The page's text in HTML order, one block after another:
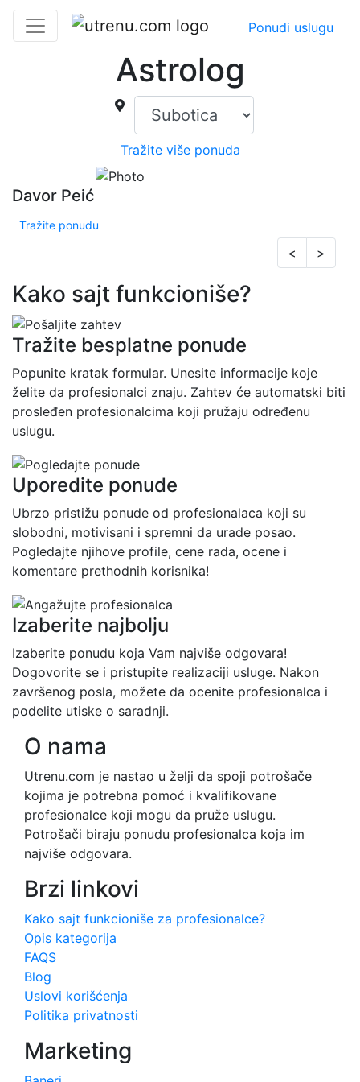
Ponudi uslugu
Astrolog
Tražite više ponuda
Davor Peić
Tražite ponudu
< >
Kako sajt funkcioniše?
Tražite besplatne ponude
Popunite kratak formular. Unesite informacije koje
želite da profesionalci znaju. Zahtev će automatski biti
prosleđen profesionalcima koji pružaju određenu
uslugu.
Uporedite ponude
Ubrzo pristižu ponude od profesionalaca koji su
slobodni, motivisani i spremni da urade posao.
Pogledajte njihove profile, cene rada, ocene i
komentare prethodnih korisnika!
Izaberite najbolju
Izaberite ponudu koja Vam najviše odgovara!
Dogovorite se i pristupite realizaciji usluge. Nakon
završenog posla, možete da ocenite profesionalca i
podelite utiske o saradnji.
O nama
Utrenu.com je nastao u želji da spoji potrošače
kojima je potrebna pomoć i kvalifikovane
profesionalce koji mogu da pruže uslugu.
Potrošači biraju ponudu profesionalca koja im
najviše odgovara.
Brzi linkovi
Kako sajt funkcioniše za profesionalce?
Opis kategorija
FAQS
Blog
Uslovi korišćenja
Politika privatnosti
Marketing